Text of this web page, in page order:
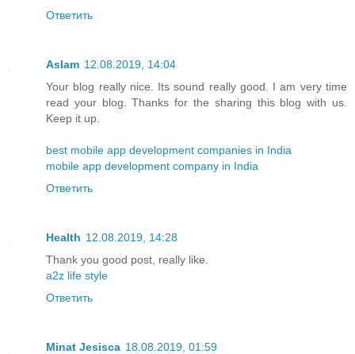
Ответить
Aslam 12.08.2019, 14:04
Your blog really nice. Its sound really good. I am very time
read your blog. Thanks for the sharing this blog with us.
Keep it up.
best mobile app development companies in India
mobile app development company in India
Ответить
Health 12.08.2019, 14:28
Thank you good post, really like.
a2z life style
Ответить
Minat Jesisca 18.08.2019, 01:59